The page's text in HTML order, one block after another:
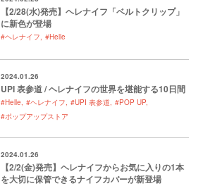
【2/28(水)発売】ヘレナイフ「ベルトクリップ」
に新色が登場
#ヘレナイフ #Helle
2024.01.26
UPI 表参道 / ヘレナイフの世界を堪能する10日間
#Helle #ヘレナイフ #UPI 表参道 #POP UP
#ポップアップストア
2024.01.26
【2/2(金)発売】ヘレナイフからお気に入りの1本
を大切に保管できるナイフカバーが新登場